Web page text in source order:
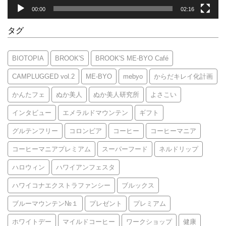
00:00 02:16
タグ
BIOTOPIA BROOK'S BROOK'S ME-BYO Café
CAMPLUGGED vol.2 ME-BYO mebyo からだキレイ化計画
かんたフェ ぬか美人 ぬか美人研究所 よさこい
インタビュー エメラルドマウンテン ギフト
グルテンフリー コロンビア コーヒー コーヒーマニア
コーヒーマニアプレミアム スーパーフード ネルドリップ
ハロウィン ハワイアンフェスタ
ハワイコナエクストラファンシー ブルックス
ブルーマウンテン№１ プレゼント プレミアム
ホワイトデー マイルドコーヒー ワークショップ 健康